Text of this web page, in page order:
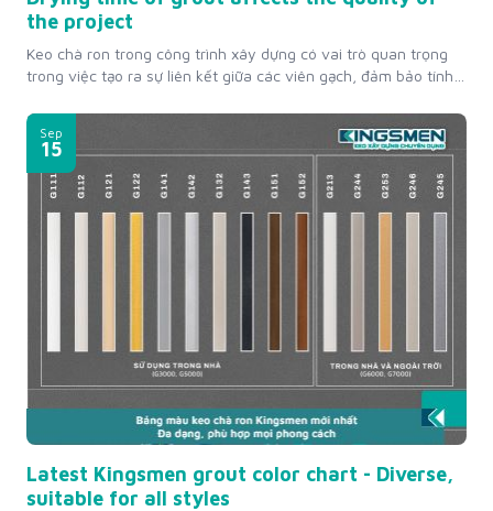
the project
Keo chà ron trong công trình xây dựng có vai trò quan trọng
trong việc tạo ra sự liên kết giữa các viên gạch, đảm bảo tính
định đến hiệu quả của keo chà ron chính là thời gian khô của...
Sep
15
Latest Kingsmen grout color chart - Diverse,
suitable for all styles